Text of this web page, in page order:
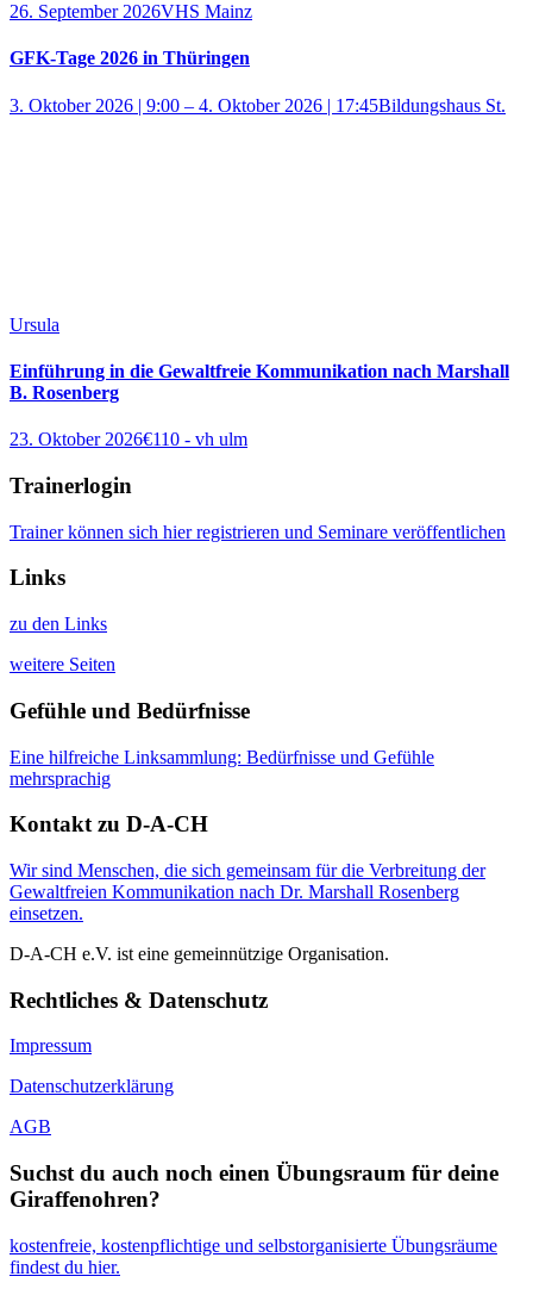
26. September 2026VHS Mainz
GFK-Tage 2026 in Thüringen
3. Oktober 2026 | 9:00 – 4. Oktober 2026 | 17:45Bildungshaus St.
Ursula
Einführung in die Gewaltfreie Kommunikation nach Marshall
B. Rosenberg
23. Oktober 2026€110 - vh ulm
Trainerlogin
Trainer können sich hier registrieren und Seminare veröffentlichen
Links
zu den Links
weitere Seiten
Gefühle und Bedürfnisse
Eine hilfreiche Linksammlung: Bedürfnisse und Gefühle
mehrsprachig
Kontakt zu D-A-CH
Wir sind Menschen, die sich gemeinsam für die Verbreitung der
Gewaltfreien Kommunikation nach Dr. Marshall Rosenberg
einsetzen.
D-A-CH e.V. ist eine gemeinnützige Organisation.
Rechtliches & Datenschutz
Impressum
Datenschutzerklärung
AGB
Suchst du auch noch einen Übungsraum für deine
Giraffenohren?
kostenfreie, kostenpflichtige und selbstorganisierte Übungsräume
findest du hier.